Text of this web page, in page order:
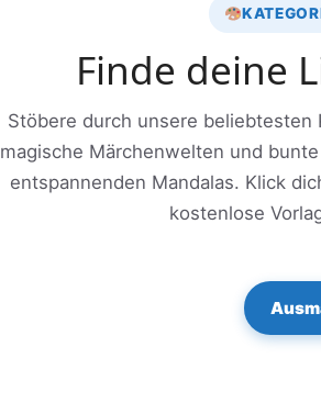
Finde deine
Stöbere durch unsere beliebtesten
magische Märchenwelten und
entspannenden Mandalas. Klick
kostenlose